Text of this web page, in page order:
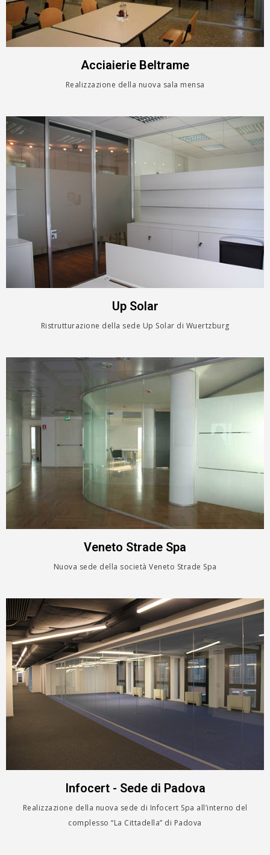
Acciaierie Beltrame
Realizzazione della nuova sala mensa
Up Solar
Ristrutturazione della sede Up Solar di Wuertzburg
Veneto Strade Spa
Nuova sede della società Veneto Strade Spa
Infocert - Sede di Padova
Realizzazione della nuova sede di Infocert Spa all’interno del
complesso “La Cittadella” di Padova